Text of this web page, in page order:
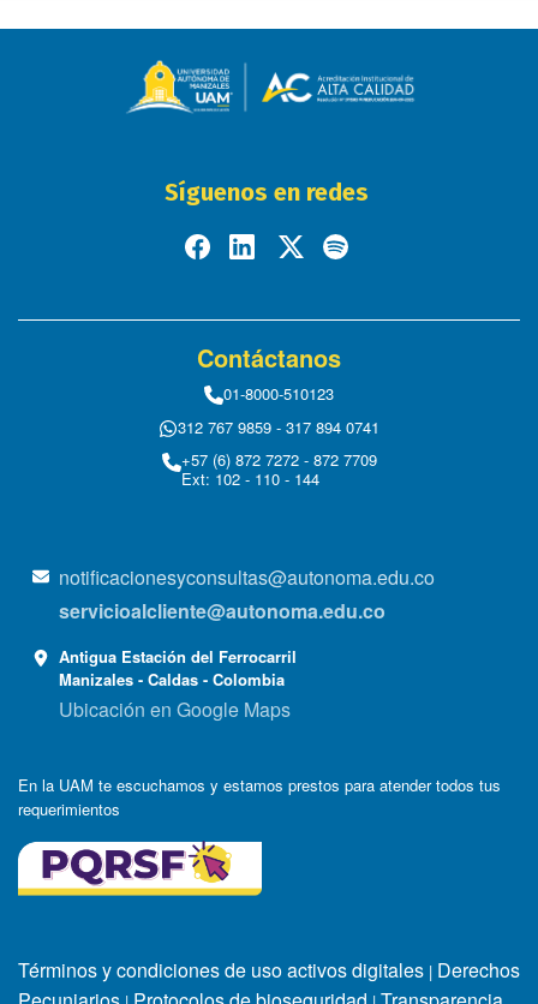
Síguenos en redes
Contáctanos
01-8000-510123
312 767 9859 - 317 894 0741
+57 (6) 872 7272 - 872 7709
Ext: 102 - 110 - 144
notificacionesyconsultas@autonoma.edu.co
servicioalcliente@autonoma.edu.co
Antigua Estación del Ferrocarril
Manizales - Caldas - Colombia
Ubicación en Google Maps
En la UAM te escuchamos y estamos prestos para atender todos tus
requerimientos
Términos y condiciones de uso activos digitales | Derechos